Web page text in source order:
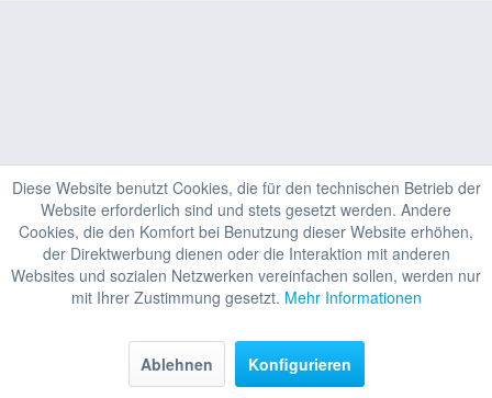
HINWEIS ZU UNSEREN STATIONÄREN
PREISEN
MEHR ERFAHREN
Diese Website benutzt Cookies, die für den technischen Betrieb der
Website erforderlich sind und stets gesetzt werden. Andere
Cookies, die den Komfort bei Benutzung dieser Website erhöhen,
der Direktwerbung dienen oder die Interaktion mit anderen
Websites und sozialen Netzwerken vereinfachen sollen, werden nur
mit Ihrer Zustimmung gesetzt. Mehr Informationen
Ablehnen Konfigurieren